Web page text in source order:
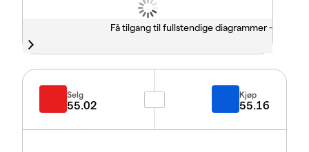
Få tilgang til fullstendige diagrammer -
Selg
55.02
Kjøp
55.16